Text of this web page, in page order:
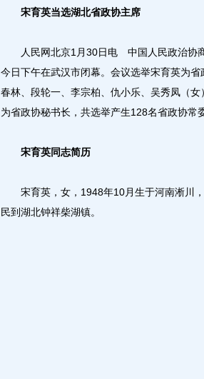
宋育英当选湖北省政协主席
人民网北京1月30日电 中国人民政治协商
今日下午在武汉市闭幕。会议选举宋育英为
春林、段轮一、李宗柏、仇小乐、吴秀凤（
为省政协秘书长，共选举产生128名省政协常委
宋育英同志简历
宋育英，女，1948年10月生于河南淅川，
民到湖北钟祥柴湖镇。